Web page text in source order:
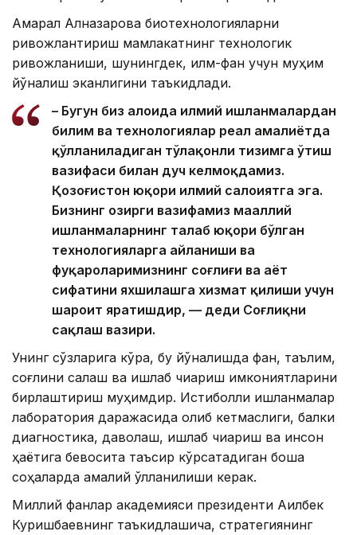
Ақмарал Алназарова биотехнологияларни
ривожлантириш мамлакатнинг технологик
ривожланиши, шунингдек, илм-фан учун муҳим
йўналиш эканлигини таъкидлади.
– Бугун биз алоҳида илмий ишланмалардан
билим ва технологиялар реал амалиётда
қўлланиладиган тўлақонли тизимга ўтиш
вазифаси билан дуч келмоқдамиз.
Қозоғистон юқори илмий салоҳиятга эга.
Бизнинг ҳозирги вазифамиз маҳаллий
ишланмаларнинг талаб юқори бўлган
технологияларга айланиши ва
фуқароларимизнинг соғлиғи ва ҳаёт
сифатини яхшилашга хизмат қилиши учун
шароит яратишдир, — деди Соғлиқни
сақлаш вазири.
Унинг сўзларига кўра, бу йўналишда фан, таълим,
соғлиқни сақлаш ва ишлаб чиқариш имкониятларини
бирлаштириш муҳимдир. Истиқболли ишланмалар
лаборатория даражасида қолиб кетмаслиги, балки
диагностика, даволаш, ишлаб чиқариш ва инсон
ҳаётига бевосита таъсир кўрсатадиган бошқа
соҳаларда амалий қўлланилиши керак.
Миллий фанлар академияси президенти Ақилбек
Куришбаевнинг таъкидлашича, стратегиянинг